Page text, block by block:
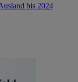
bis 2024